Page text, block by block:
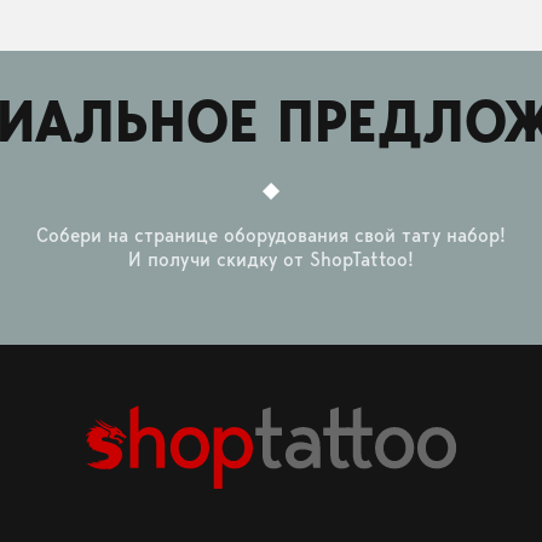
Собери на странице оборудования свой тату набор!
И получи скидку от ShopTattoo!